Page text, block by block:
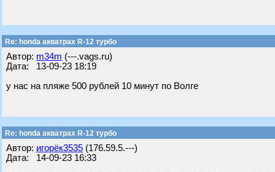
Re: honda акватрах R-12 турбо
Автор: m34m (---.vags.ru)
Дата: 13-09-23 18:19
у нас на пляже 500 рублей 10 минут по Волге
Re: honda акватрах R-12 турбо
Автор: игорёк3535 (176.59.5.---)
Дата: 14-09-23 16:33